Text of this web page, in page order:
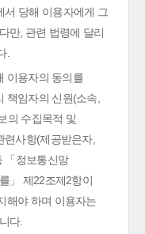
서 당해 이용자에게 그
만, 관련 법령에 달리
.
이용자의 동의를
책임자의 신원(소속,
의 수집목적 및
사항(제공받은자,
「정보통신망
」 제22조제2항이
해야 하며 이용자는
다.